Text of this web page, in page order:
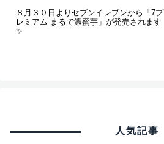
８月３０日よりセブンイレブンから「7プ
レミアム まるで濃蜜芋」が発売されます
✨
人気記事